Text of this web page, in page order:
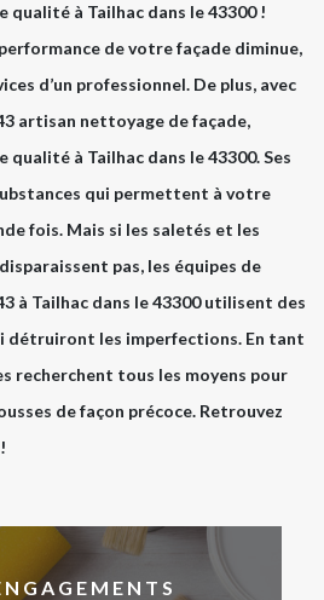
qualité à Tailhac dans le 43300 !
de votre façade diminue,
d’un professionnel. De plus, avec
artisan nettoyage de façade,
à Tailhac dans le 43300. Ses
qui permettent à votre
fois. Mais si les saletés et les
pas, les équipes de
à Tailhac dans le 43300 utilisent des
détruiront les imperfections. En tant
recherchent tous les moyens pour
de façon précoce. Retrouvez